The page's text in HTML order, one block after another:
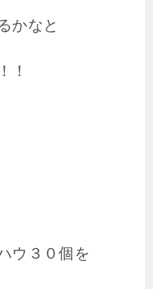
かなと
！
ウ３０個を